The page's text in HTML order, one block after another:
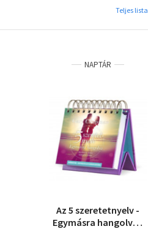
Teljes lista
NAPTÁR
Az 5 szeretetnyelv -
Egymásra hangolva -